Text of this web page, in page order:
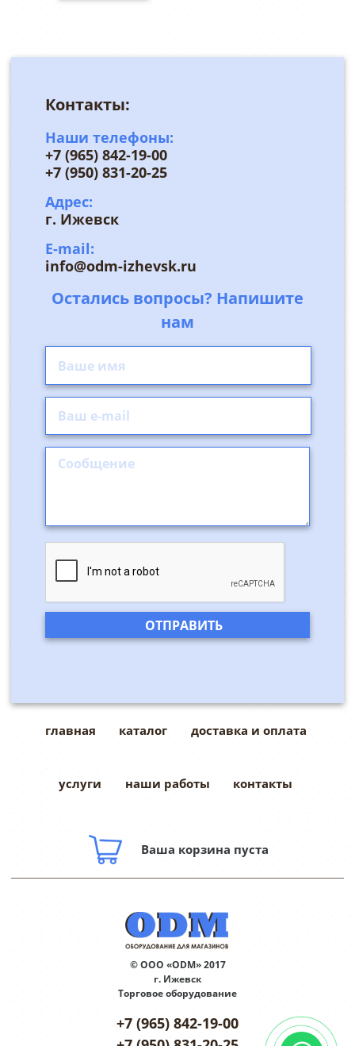
Контакты:
Наши телефоны:
+7 (965) 842-19-00
+7 (950) 831-20-25
Адрес:
г. Ижевск
E-mail:
info@odm-izhevsk.ru
Остались вопросы? Напишите
нам
главная каталог доставка и оплата
услуги наши работы контакты
Ваша корзина пуста
© ООО «ODM» 2017
г. Ижевск
Торговое оборудование
+7 (965) 842-19-00